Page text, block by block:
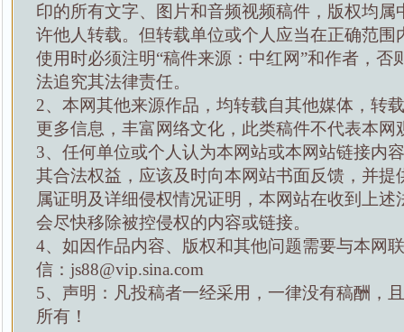
印的所有文字、图片和音频视频稿件，版权均属
许他人转载。但转载单位或个人应当在正确范围
使用时必须注明“稿件来源：中红网”和作者，否
法追究其法律责任。
2、本网其他来源作品，均转载自其他媒体，转
更多信息，丰富网络文化，此类稿件不代表本网
3、任何单位或个人认为本网站或本网站链接内
其合法权益，应该及时向本网站书面反馈，并提
属证明及详细侵权情况证明，本网站在收到上述
会尽快移除被控侵权的内容或链接。
4、如因作品内容、版权和其他问题需要与本网
信：js88@vip.sina.com
5、声明：凡投稿者一经采用，一律没有稿酬，
所有！